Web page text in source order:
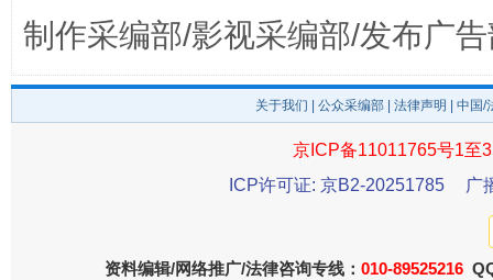
千年窑火 生生不息 一
制作采编部/影视采编部/发布广
关于我们 公众采编部 法律声明 | 中国
京ICP备11011765号1至
ICP许可证: 京B2-20251785
广
资料编辑/网络推广/法律咨询专线： 010-89525216